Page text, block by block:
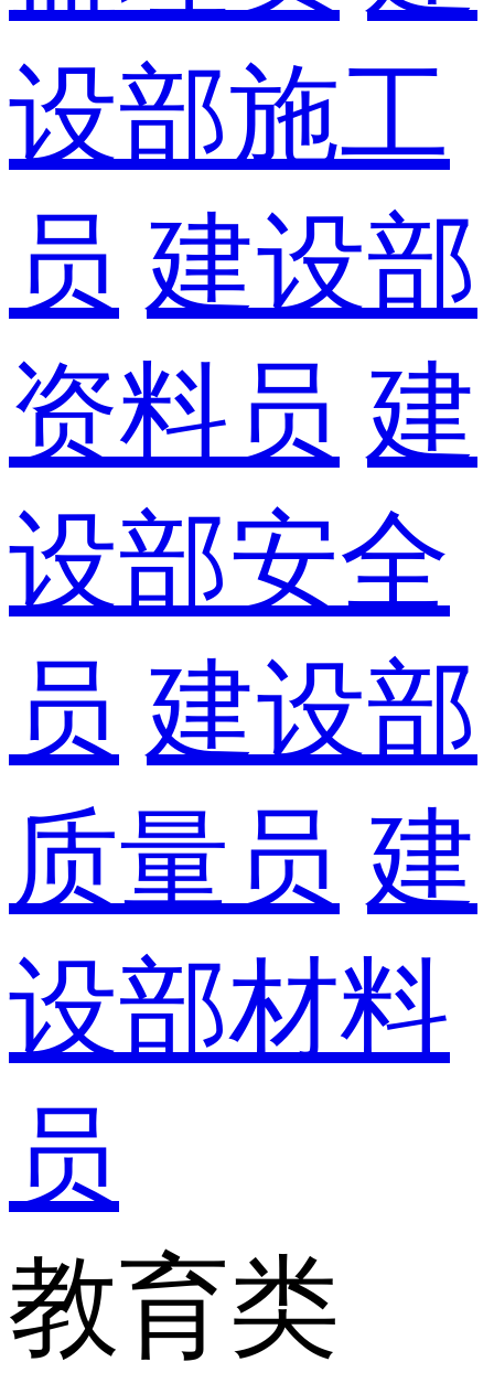
设部施工
员 建设部
资料员 建
设部安全
员 建设部
质量员 建
设部材料
员
教育类